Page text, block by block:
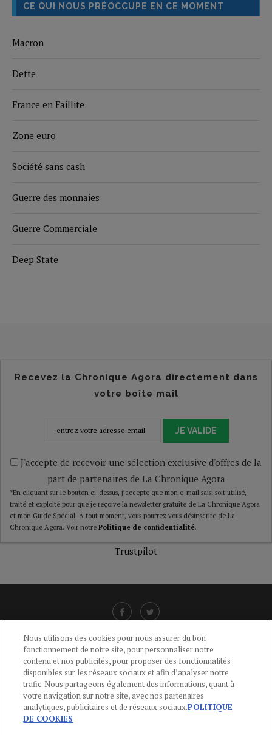
CE QUI NOUS PRÉOCCUPE EN CE MOMENT
Macron
Dette
France en Faillite
Zone euro
Société sans cash
Guerre des monnaies
Guerre Commerciale
Deep State
Recevez la Chronique Agora directement dans
votre boîte mail
JE VALIDE
J'accepte de recevoir une sélection exclusive d'offres de la
part de partenaires de La Chronique Agora
*En cliquant sur le bouton ci-dessus, j’accepte que mon e-mail saisi soit utilisé,
traité et exploité pour que je reçoive la newsletter gratuite de La Chronique Agora
et mon Guide Spécial. A tout moment, vous pourrez vous désinscrire de La
Chronique Agora. Voir notre Politique de confidentialité.
Trustpilot
LIENS UTILES
CGU-POLITIQUE DE CONFIDENTIALITÉ -POLITIQUE DES COOKIES
MENTIONS LÉGALES -AIDE
CONTACT
Nous utilisons des cookies pour nous assurer du bon
fonctionnement de notre site, pour personnaliser notre
contenu et nos publicités, pour proposer des fonctionnalités
disponibles sur les réseaux sociaux et afin d’analyser notre
trafic. Nous partageons également des informations, quant à
votre navigation sur notre site, avec nos partenaires
analytiques, publicitaires et de réseaux sociaux.POLITIQUE
DE COOKIES